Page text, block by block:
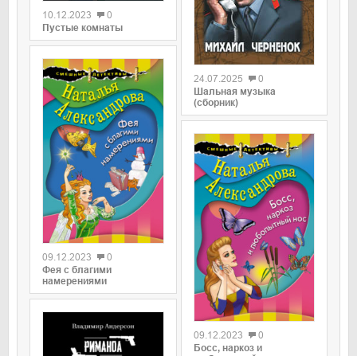
10.12.2023
0
Пустые комнаты
09.12.2023
0
Фея с благими
намерениями
0
24.07.2025
0
Шальная музыка
(сборник)
09.12.2023
0
Босс, наркоз и